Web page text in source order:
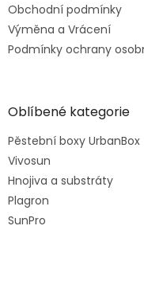
Obchodní podmínky
Výměna a Vrácení
Podmínky ochrany
Oblíbené kategorie
Pěstební boxy UrbanBox
Vivosun
Hnojiva a substráty
Plagron
SunPro